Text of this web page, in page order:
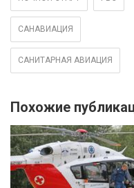
САНАВИАЦИЯ
САНИТАРНАЯ АВИАЦИЯ
Похожие